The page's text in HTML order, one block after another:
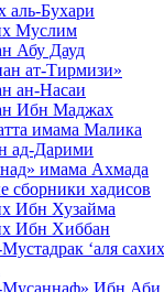
аль-Бухари
Муслим
Абу Дауд
ат-Тирмизи»
ан-Насаи
Ибн Маджах
имама Малика
ад-Дарими
имама Ахмада
сборники хадисов
Ибн Хузайма
Ибн Хиббан
‘аля
Мусаннаф» Ибн